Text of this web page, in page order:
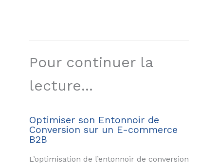
Pour continuer la
lecture...
Optimiser son Entonnoir de
Conversion sur un E-commerce
B2B
L’optimisation de l’entonnoir de conversion